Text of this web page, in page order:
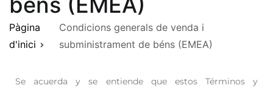
Pàgina
d'inici
Condicions generals de venda i
subministrament de béns (EMEA)
Se acuerda y se entiende que estos Términos y